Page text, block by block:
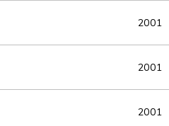
2001
2001
2001